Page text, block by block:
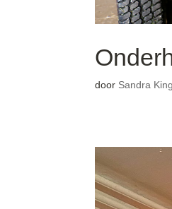
door Sandra